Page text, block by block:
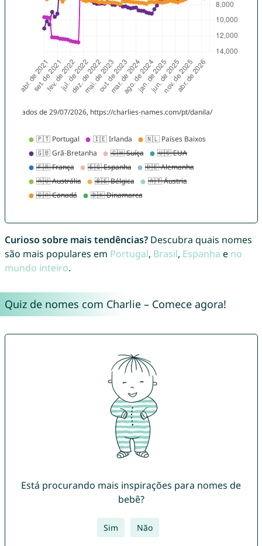
Curioso sobre mais tendências?Descubra quais nomes
são mais populares em Portugal, Brasil, Espanha e no
mundo inteiro.
Quiz de nomes com Charlie – Comece agora!
Está procurando mais inspirações para nomes de
bebê?
Sim Não